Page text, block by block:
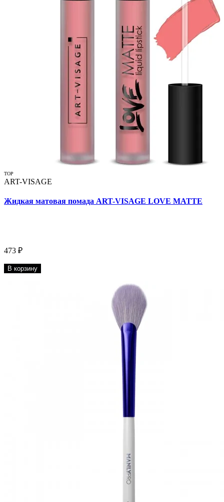
TOP
ART-VISAGE
Жидкая матовая помада ART-VISAGE LOVE MATTE
473 ₽
В корзину